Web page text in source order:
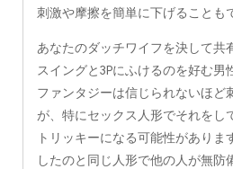
刺激や摩擦を簡単に下げることも
あなたのダッチワイフを決して共
スイングと3Pにふけるのを好む男
ファンタジーは信じられないほど
が、特にセックス人形でそれをし
トリッキーになる可能性がありま
したのと同じ人形で他の人が無防